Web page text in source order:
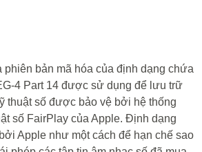
phiên bản mã hóa của định dạng chứa
4 Part 14 được sử dụng để lưu trữ
thuật số được bảo vệ bởi hệ thống
số FairPlay của Apple. Định dạng
Apple như một cách để hạn chế sao